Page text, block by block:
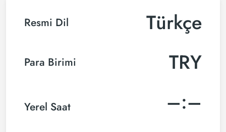
Resmi Dil Türkçe
Para Birimi TRY
Yerel Saat –:–